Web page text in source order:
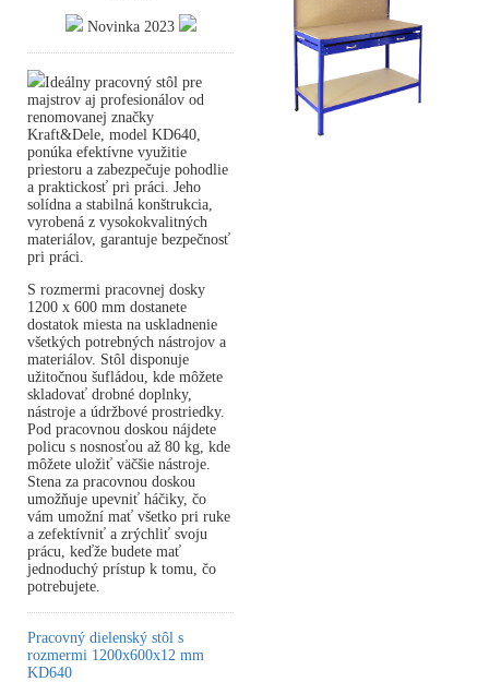
Novinka 2023
Ideálny pracovný stôl pre
majstrov aj profesionálov od
renomovanej značky
Kraft&Dele, model KD640,
ponúka efektívne využitie
priestoru a zabezpečuje pohodlie
a praktickosť pri práci. Jeho
solídna a stabilná konštrukcia,
vyrobená z vysokokvalitných
materiálov, garantuje bezpečnosť
pri práci.
S rozmermi pracovnej dosky
1200 x 600 mm dostanete
dostatok miesta na uskladnenie
všetkých potrebných nástrojov a
materiálov. Stôl disponuje
užitočnou šufládou, kde môžete
skladovať drobné doplnky,
nástroje a údržbové prostriedky.
Pod pracovnou doskou nájdete
policu s nosnosťou až 80 kg, kde
môžete uložiť väčšie nástroje.
Stena za pracovnou doskou
umožňuje upevniť háčiky, čo
vám umožní mať všetko pri ruke
a zefektívniť a zrýchliť svoju
prácu, keďže budete mať
jednoduchý prístup k tomu, čo
potrebujete.
Pracovný dielenský stôl s
rozmermi 1200x600x12 mm
KD640